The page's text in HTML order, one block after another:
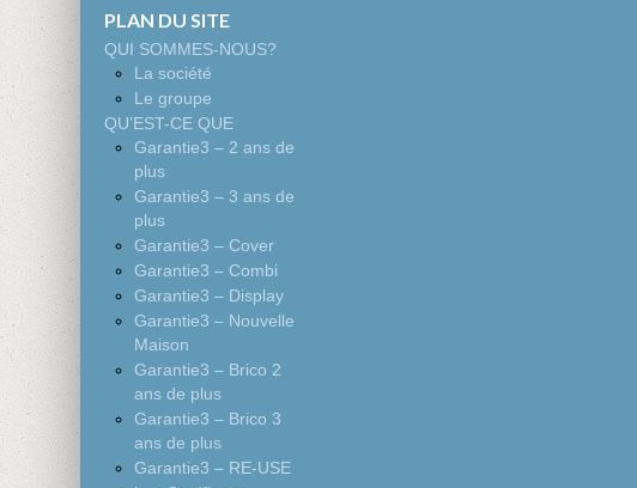
PLAN DU SITE
QUI SOMMES-NOUS?
La société
Le groupe
QU’EST-CE QUE
Garantie3 – 2 ans de
plus
Garantie3 – 3 ans de
plus
Garantie3 – Cover
Garantie3 – Combi
Garantie3 – Display
Garantie3 – Nouvelle
Maison
Garantie3 – Brico 2
ans de plus
Garantie3 – Brico 3
ans de plus
Garantie3 – RE-USE